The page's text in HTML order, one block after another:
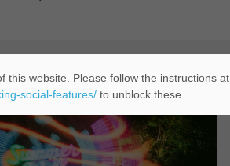
this website. Please follow the instructions at
social-features/to unblock these.